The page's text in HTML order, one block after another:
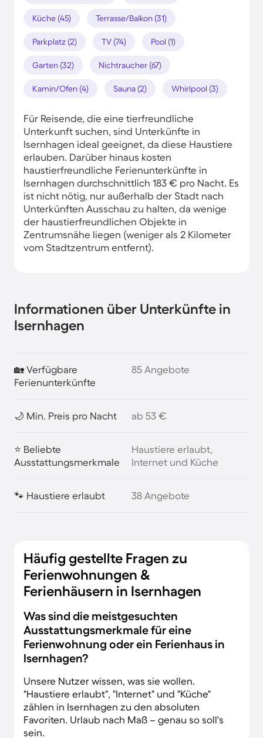
Küche (45) Terrasse/Balkon (31)
Parkplatz (2) TV (74) Pool (1)
Garten (32) Nichtraucher (67)
Kamin/Ofen (4) Sauna (2) Whirlpool (3)
Für Reisende, die eine tierfreundliche
Unterkunft suchen, sind Unterkünfte in
Isernhagen ideal geeignet, da diese Haustiere
erlauben. Darüber hinaus kosten
haustierfreundliche Ferienunterkünfte in
Isernhagen durchschnittlich 183 € pro Nacht. Es
ist nicht nötig, nur außerhalb der Stadt nach
Unterkünften Ausschau zu halten, da wenige
der haustierfreundlichen Objekte in
Zentrumsnähe liegen (weniger als 2 Kilometer
vom Stadtzentrum entfernt).
Informationen über Unterkünfte in
Isernhagen
🏡 Verfügbare
Ferienunterkünfte
85 Angebote
🌙 Min. Preis pro Nacht ab 53 €
⭐ Beliebte
Ausstattungsmerkmale
Haustiere erlaubt,
Internet und Küche
🐾 Haustiere erlaubt 38 Angebote
Häufig gestellte Fragen zu
Ferienwohnungen &
Ferienhäusern in Isernhagen
Was sind die meistgesuchten
Ausstattungsmerkmale für eine
Ferienwohnung oder ein Ferienhaus in
Isernhagen?
Unsere Nutzer wissen, was sie wollen.
"Haustiere erlaubt", "Internet" und "Küche"
zählen in Isernhagen zu den absoluten
Favoriten. Urlaub nach Maß – genau so soll's
sein.